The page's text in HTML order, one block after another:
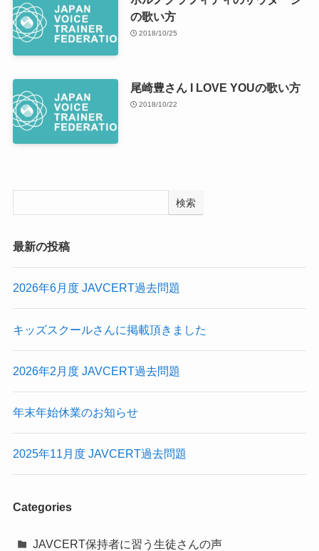
の歌い方
2018/10/25
尾崎豊さん I LOVE YOUの歌い方
2018/10/22
検索
最新の投稿
2026年6月度 JAVCERT過去問題
キッズスクールさんに掲載頂きました
2026年2月度 JAVCERT過去問題
年末年始休業のお知らせ
2025年11月度 JAVCERT過去問題
Categories
JAVCERT保持者に習う生徒さんの声